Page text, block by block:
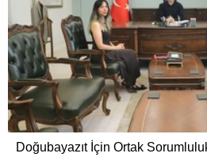
Doğubayazıt İçin Ortak